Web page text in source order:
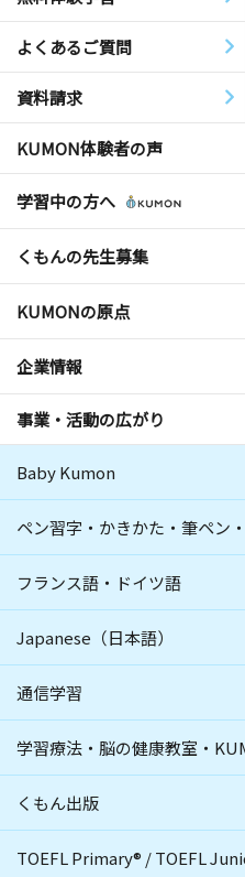
よくあるご質問
資料請求
KUMON体験者の声
学習中の方へ
くもんの先生募集
KUMONの原点
企業情報
事業・活動の広がり
Baby Kumon
ペン習字・かきかた・筆ペン
フランス語・ドイツ語
Japanese（日本語）
通信学習
学習療法・脳の健康教室・
くもん出版
TOEFL Primary® /TOEFL